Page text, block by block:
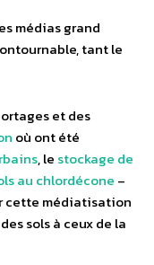
médias grand
tant le
et des
où ont été
, le stockage de
au chlordécone –
cette médiatisation
sols à ceux de la